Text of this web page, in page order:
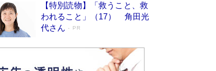
【特別読物】「救うこと、救
われること」（17） 角田光
代さん
PR